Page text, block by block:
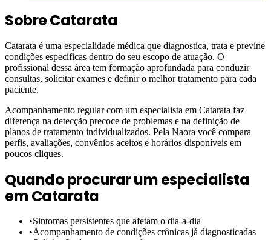
SobreCatarata
Catarata é uma especialidade médica que diagnostica, trata e previne
condições específicas dentro do seu escopo de atuação. O
profissional dessa área tem formação aprofundada para conduzir
consultas, solicitar exames e definir o melhor tratamento para cada
paciente.
Acompanhamento regular com um especialista em Catarata faz
diferença na detecção precoce de problemas e na definição de
planos de tratamento individualizados. Pela Naora você compara
perfis, avaliações, convênios aceitos e horários disponíveis em
poucos cliques.
Quando procurar um especialista
emCatarata
•Sintomas persistentes que afetam o dia-a-dia
•Acompanhamento de condições crônicas já diagnosticadas